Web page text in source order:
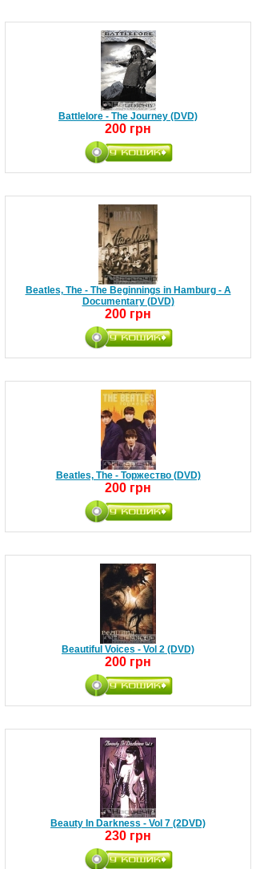
Battlelore - The Journey (DVD)
200 грн
Beatles, The - The Beginnings in Hamburg - A
Documentary (DVD)
200 грн
Beatles, The - Торжество (DVD)
200 грн
Beautiful Voices - Vol 2 (DVD)
200 грн
Beauty In Darkness - Vol 7 (2DVD)
230 грн